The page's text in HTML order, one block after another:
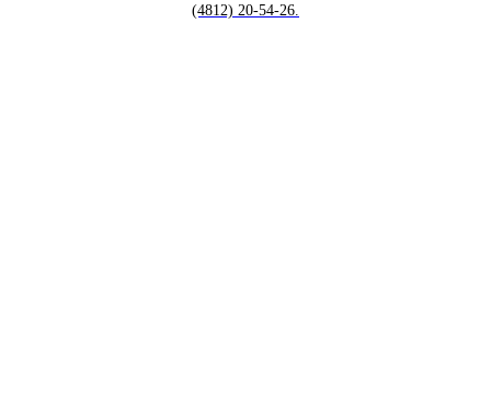
(4812) 20-54-26.